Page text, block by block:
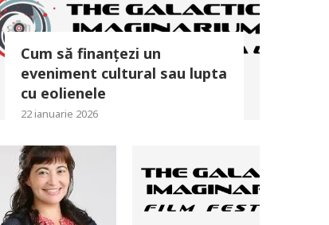
Cum să finanțezi un
eveniment cultural sau lupta
cu eolienele
22 ianuarie 2026